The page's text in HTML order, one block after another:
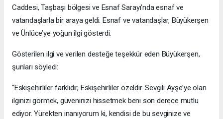
Caddesi, Taşbaşı bölgesi ve Esnaf Sarayı’nda esnaf ve
vatandaşlarla bir araya geldi. Esnaf ve vatandaşlar, Büyükerşen
ve Ünlüce’ye yoğun ilgi gösterdi.
Gösterilen ilgi ve verilen desteğe teşekkür eden Büyükerşen,
şunları söyledi:
“Eskişehirliler farklıdır, Eskişehirliler özeldir. Sevgili Ayşe’ye olan
ilginizi görmek, güveninizi hissetmek beni son derece mutlu
ediyor. Yürekten inanıyorum ki, kendisi de bu sevginize ve